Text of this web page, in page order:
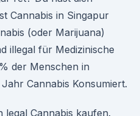
Cannabis in Singapur
(oder Marijuana)
illegal für Medizinische
der Menschen in
Cannabis Konsumiert.
legal Cannabis kaufen.